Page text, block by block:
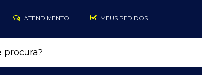
ATENDIMENTO MEUS PEDIDOS